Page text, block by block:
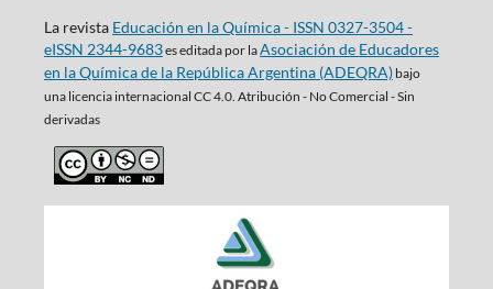
La revista Educación en la Química - ISSN 0327-3504 -
eISSN 2344-9683es editada por laAsociación de Educadores
en la Química de la República Argentina (ADEQRA)bajo
una licencia internacional CC 4.0. Atribución - No Comercial - Sin
derivadas